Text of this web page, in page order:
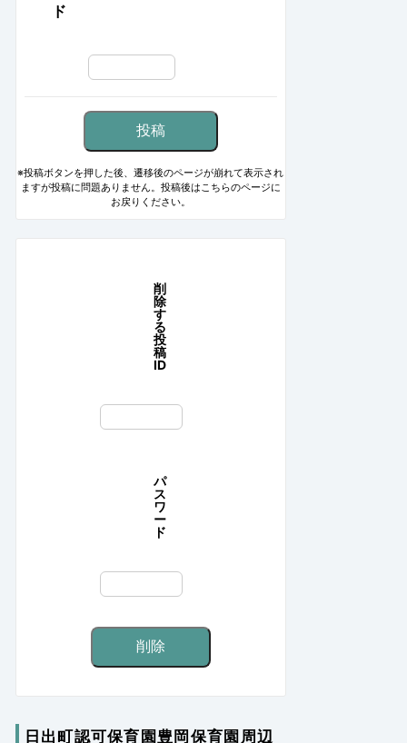
ド
※投稿ボタンを押した後、遷移後のページが崩れて表示され
ますが投稿に問題ありません。投稿後はこちらのページに
お戻りください。
削
除
す
る
投
稿
ID
パ
ス
ワ
ー
ド
日出町認可保育園豊岡保育園周辺